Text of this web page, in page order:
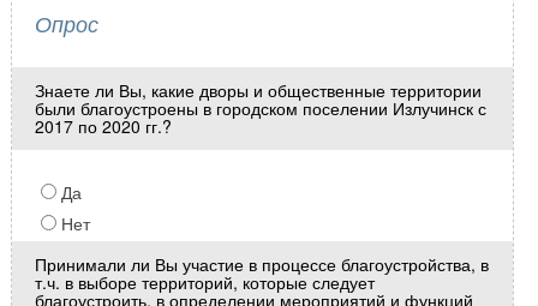
Опрос
Знаете ли Вы, какие дворы и общественные территории
были благоустроены в городском поселении Излучинск с
2017 по 2020 гг.?
Да
Нет
Принимали ли Вы участие в процессе благоустройства, в
т.ч. в выборе территорий, которые следует
благоустроить, в определении мероприятий и функций